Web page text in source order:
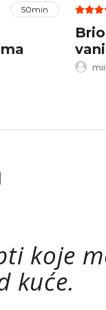
50min
koje
kuće.